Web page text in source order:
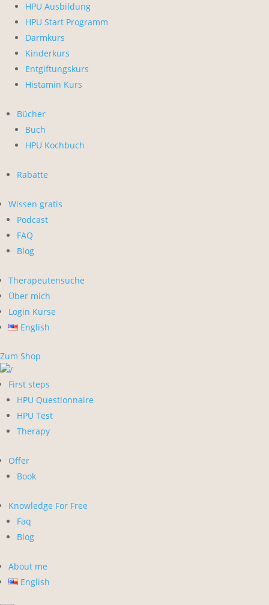
HPU Ausbildung
HPU Start Programm
Darmkurs
Kinderkurs
Entgiftungskurs
Histamin Kurs
Bücher
Buch
HPU Kochbuch
Rabatte
Wissen gratis
Podcast
FAQ
Blog
Therapeutensuche
Über mich
Login Kurse
English
Zum Shop
First steps
HPU Questionnaire
HPU Test
Therapy
Offer
Book
Knowledge For Free
Faq
Blog
About me
English